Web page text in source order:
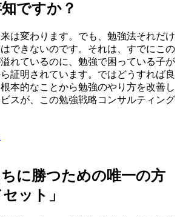
ですか？
は変わります。でも、勉強法それだけ
できないのです。それは、すでにこの
れているのに、勉強で困っている子が
証明されています。ではどうすれば良
本的なことから勉強のやり方を改善し
スが、この勉強戦略コンサルティング
に勝つための唯一の方
ット」